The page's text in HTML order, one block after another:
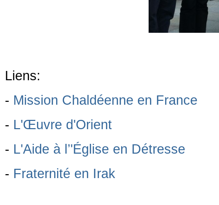
Liens:
- Mission Chaldéenne en France
- L'Œuvre d'Orient
- L'Aide à l’'Église en Détresse
- Fraternité en Irak